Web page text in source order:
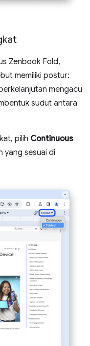
Zenbook Fold,
memiliki postur:
mengacu
sudut antara
pilih Continuous
yang sesuai di